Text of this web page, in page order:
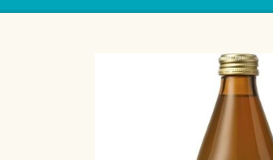
KAGER OG WIENERBRØD
DIVERSE BOLLER M.M.